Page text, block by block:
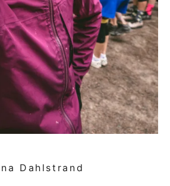
Dahlstrand